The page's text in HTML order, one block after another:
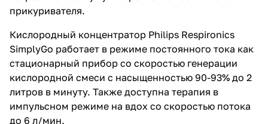
прикуривателя.
Кислородный концентратор Philips Respironics
SimplyGo работает в режиме постоянного тока как
стационарный прибор со скоростью генерации
кислородной смеси с насыщенностью 90-93% до 2
литров в минуту. Также доступна терапия в
импульсном режиме на вдох со скоростью потока
до 6 л/мин.